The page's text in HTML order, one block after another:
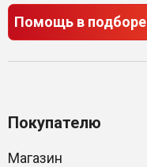
Помощь в подборе
Покупателю
Магазин